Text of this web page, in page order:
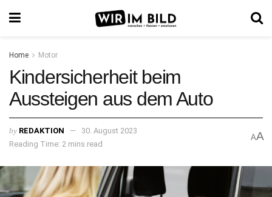
Home Motor
Kindersicherheit beim
Aussteigen aus dem Auto
by REDAKTION
30. August 2023
Reading Time: 2 mins read
AA